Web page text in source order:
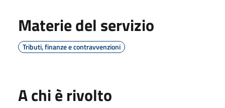
Materie del servizio
Tributi, finanze e contravvenzioni
A chi è rivolto